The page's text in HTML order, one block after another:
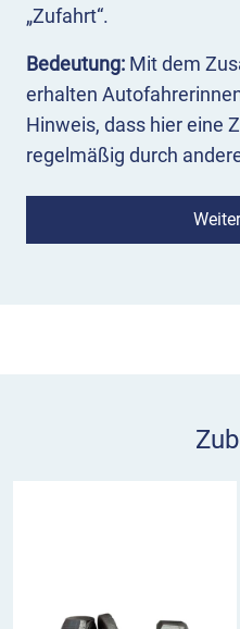
„Zufahrt“.
Bedeutung: Mit dem
erhalten
Hinweis, dass hier eine
regelmäßig durch
Baustellenverkehr,
Zusatzzeichen bezieht
VZ 1007-62
Anbringung in der